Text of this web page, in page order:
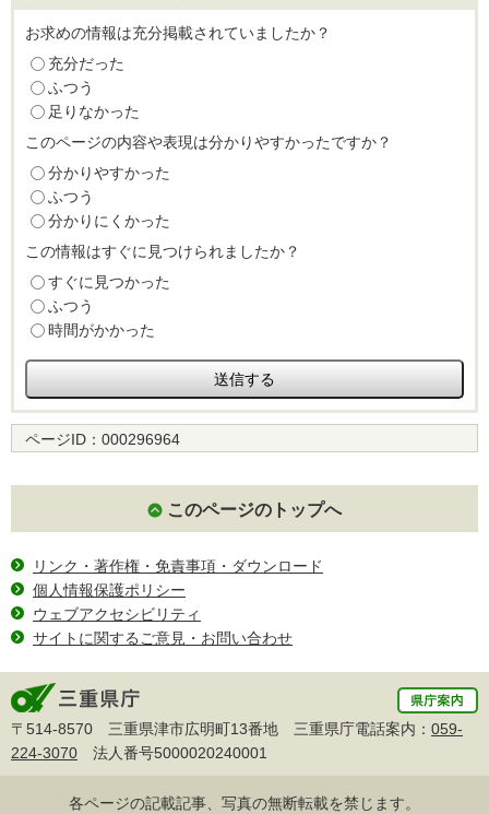
お求めの情報は充分掲載されていましたか？
充分だった
ふつう
足りなかった
このページの内容や表現は分かりやすかったですか？
分かりやすかった
ふつう
分かりにくかった
この情報はすぐに見つけられましたか？
すぐに見つかった
ふつう
時間がかかった
ページID： 000296964
このページのトップへ
リンク・著作権・免責事項・ダウンロード
個人情報保護ポリシー
ウェブアクセシビリティ
サイトに関するご意見・お問い合わせ
〒514-8570 三重県津市広明町13番地 三重県庁電話案内： 059-
224-3070 法人番号5000020240001
各ページの記載記事、写真の無断転載を禁じます。